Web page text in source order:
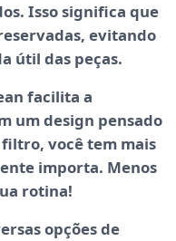
Isso significa que
evitando
útil das peças.
facilita a
um design pensado
você tem mais
importa. Menos
rotina!
opções de